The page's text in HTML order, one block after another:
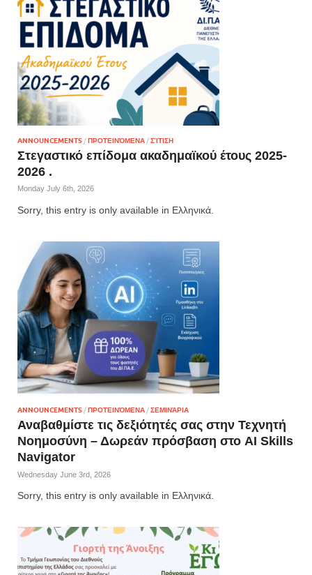
ANNOUNCEMENTS /ΠΡΟΤΕΙΝΌΜΕΝΑ /ΣΊΤΙΣΗ
Στεγαστικό επίδομα ακαδημαϊκού έτους 2025-
2026 .
Monday July 6th, 2026
Sorry, this entry is only available in Ελληνικά.
ANNOUNCEMENTS /ΠΡΟΤΕΙΝΌΜΕΝΑ /ΣΕΜΙΝΆΡΙΑ
Αναβαθμίστε τις δεξιότητές σας στην Τεχνητή
Νοημοσύνη – Δωρεάν πρόσβαση στο AI Skills
Navigator
Wednesday June 3rd, 2026
Sorry, this entry is only available in Ελληνικά.